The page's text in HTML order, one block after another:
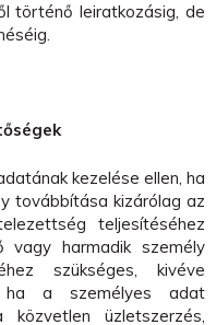
történő leiratkozásig, de
kezelése ellen, ha
továbbítása kizárólag az
teljesítéséhez
harmadik személy
szükséges, kivéve
ha a személyes adat
üzletszerzés,